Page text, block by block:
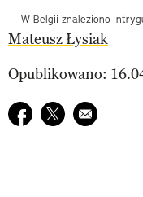
W Belgii znaleziono
Mateusz Łysiak
Opublikowano:
Udostępnij na
Udostępnij na
E-mail do